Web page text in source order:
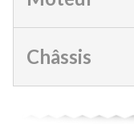
Châssis